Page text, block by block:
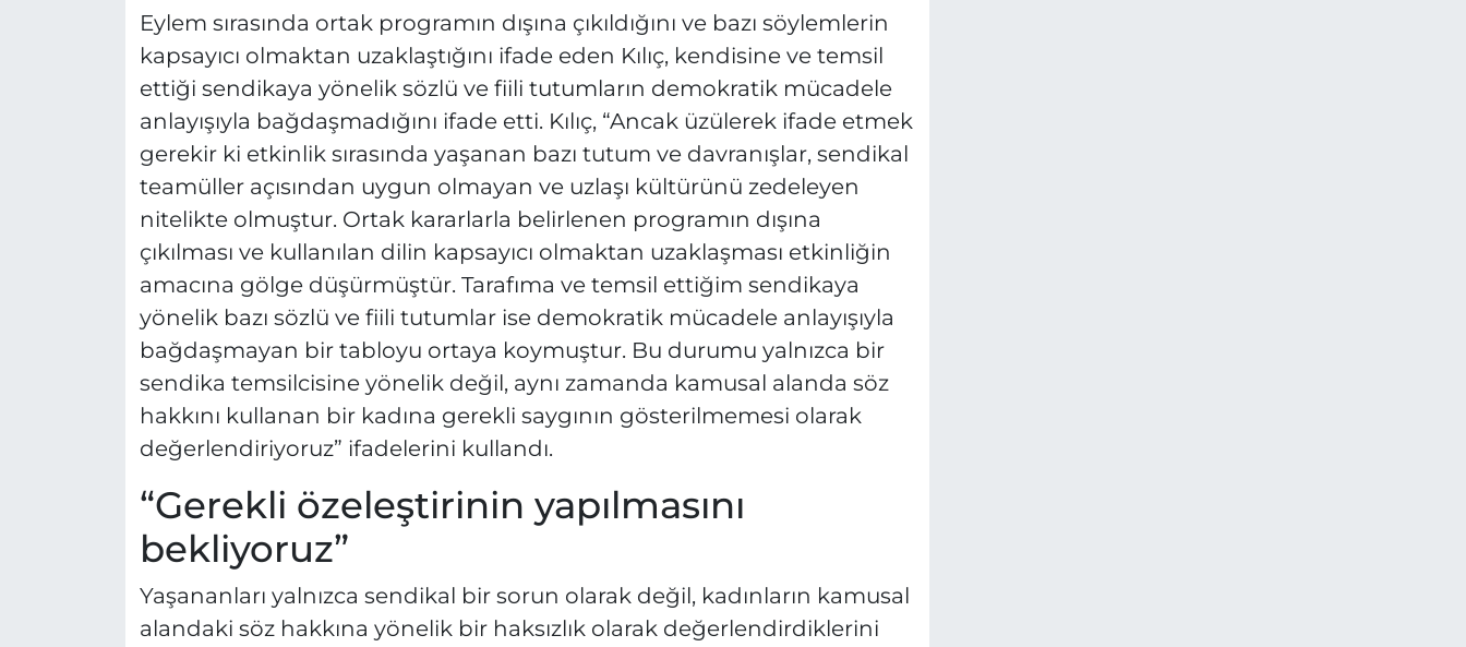
Eylem sırasında ortak programın dışına çıkıldığını ve bazı söylemlerin
kapsayıcı olmaktan uzaklaştığını ifade eden Kılıç, kendisine ve temsil
ettiği sendikaya yönelik sözlü ve fiili tutumların demokratik mücadele
anlayışıyla bağdaşmadığını ifade etti. Kılıç, “Ancak üzülerek ifade etmek
gerekir ki etkinlik sırasında yaşanan bazı tutum ve davranışlar, sendikal
teamüller açısından uygun olmayan ve uzlaşı kültürünü zedeleyen
nitelikte olmuştur. Ortak kararlarla belirlenen programın dışına
çıkılması ve kullanılan dilin kapsayıcı olmaktan uzaklaşması etkinliğin
amacına gölge düşürmüştür. Tarafıma ve temsil ettiğim sendikaya
yönelik bazı sözlü ve fiili tutumlar ise demokratik mücadele anlayışıyla
bağdaşmayan bir tabloyu ortaya koymuştur. Bu durumu yalnızca bir
sendika temsilcisine yönelik değil, aynı zamanda kamusal alanda söz
hakkını kullanan bir kadına gerekli saygının gösterilmemesi olarak
değerlendiriyoruz” ifadelerini kullandı.
“Gerekli özeleştirinin yapılmasını
bekliyoruz”
Yaşananları yalnızca sendikal bir sorun olarak değil, kadınların kamusal
alandaki söz hakkına yönelik bir haksızlık olarak değerlendirdiklerini